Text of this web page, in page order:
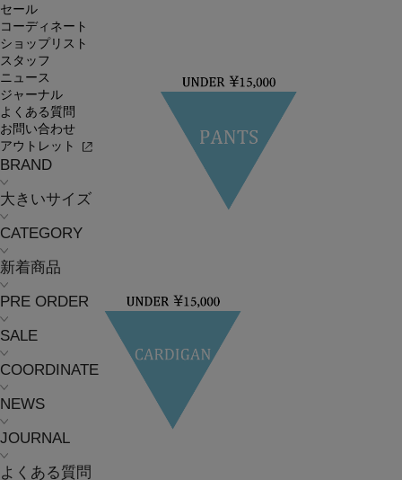
セール
コーディネート
ショップリスト
スタッフ
ニュース
ジャーナル
よくある質問
お問い合わせ
アウトレット
BRAND
大きいサイズ
CATEGORY
新着商品
PRE ORDER
SALE
COORDINATE
NEWS
JOURNAL
よくある質問